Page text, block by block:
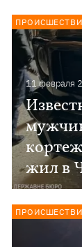
11 февраля
жил в